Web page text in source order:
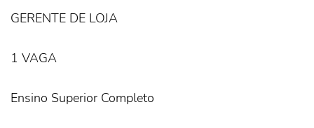
GERENTE DE LOJA
1 VAGA
Ensino Superior Completo